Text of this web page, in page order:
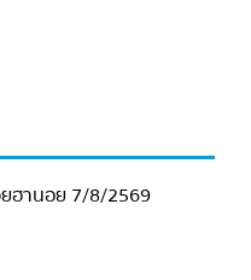
ฮานอย 7/8/2569